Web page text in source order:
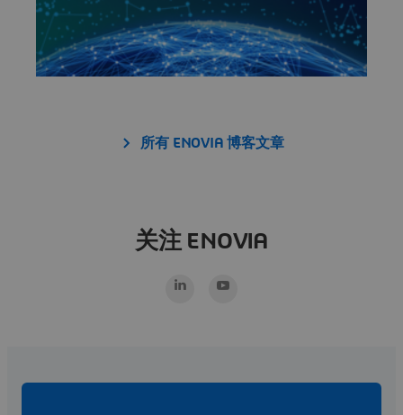
所有 ENOVIA 博客文章
关注 ENOVIA